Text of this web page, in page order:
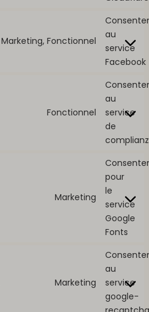
Marketing, Fonctionnel
au
service
Facebook
Fonctionnel
au
service
de
complianz
Marketing
pour
le
service
Google
Fonts
Marketing
au
service
google-